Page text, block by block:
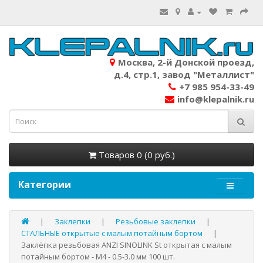
Москва, 2-й Донской проезд,
д.4, стр.1, завод "Металлист"
+7 985 954-33-49
info@klepalnik.ru
Товаров 0 (0 руб.)
Категории
Заклепки
Резьбовые заклепки
СТАЛЬНЫЕ открытые с малым потайным бортом
Заклёпка резьбовая ANZI SINOLINK St открытая с малым
потайным бортом - М4 - 0.5-3.0 мм 100 шт.